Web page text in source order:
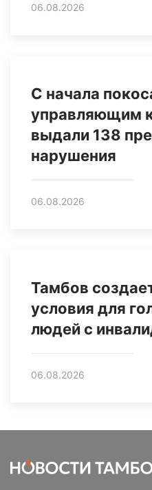
06.08.2026
С начала
управляющим
выдали 138
нарушения
06.08.2026
Тамбов
условия для
людей с
06.08.2026